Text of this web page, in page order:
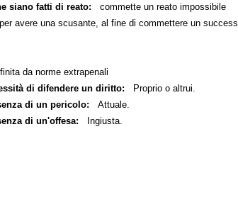
siano fatti di reato: commette un reato impossibile
avere una scusante, al fine di commettere un
da norme extrapenali
di difendere un diritto: Proprio o altrui.
di un pericolo: Attuale.
di un'offesa: Ingiusta.